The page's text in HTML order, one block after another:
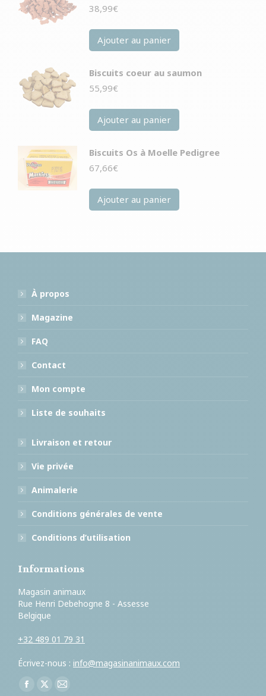
38,99€
Ajouter au panier
Biscuits coeur au saumon
55,99€
Ajouter au panier
Biscuits Os à Moelle Pedigree
67,66€
Ajouter au panier
À propos
Magazine
FAQ
Contact
Mon compte
Liste de souhaits
Livraison et retour
Vie privée
Animalerie
Conditions générales de vente
Conditions d’utilisation
Informations
Magasin animaux
Rue Henri Debehogne 8 - Assesse
Belgique
+32 489 01 79 31
Écrivez-nous : info@magasinanimaux.com
Trouvez nous sur :
Facebook
X E-